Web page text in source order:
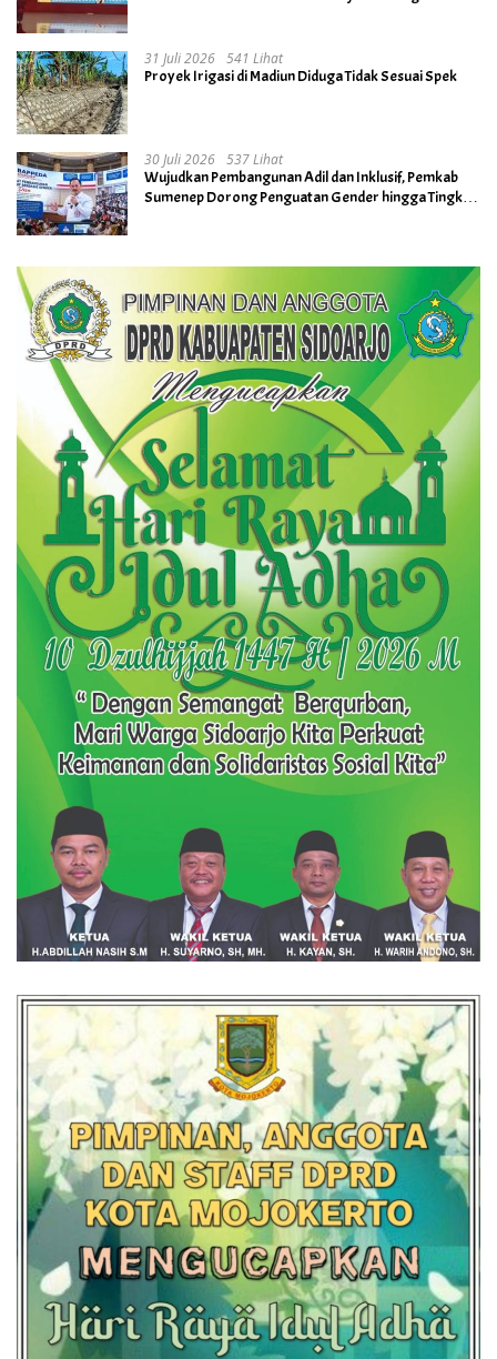
31 Juli 2026 541 Lihat
Proyek Irigasi di Madiun Diduga Tidak Sesuai Spek
30 Juli 2026 537 Lihat
Wujudkan Pembangunan Adil dan Inklusif, Pemkab
Sumenep Dorong Penguatan Gender hingga Tingkat